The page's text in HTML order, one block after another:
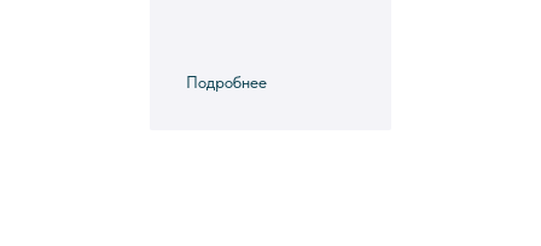
Подробнее